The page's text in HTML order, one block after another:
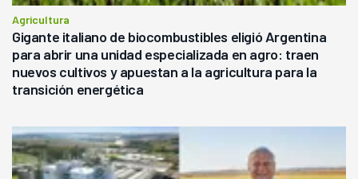
Agricultura
Gigante italiano de biocombustibles eligió Argentina
para abrir una unidad especializada en agro: traen
nuevos cultivos y apuestan a la agricultura para la
transición energética